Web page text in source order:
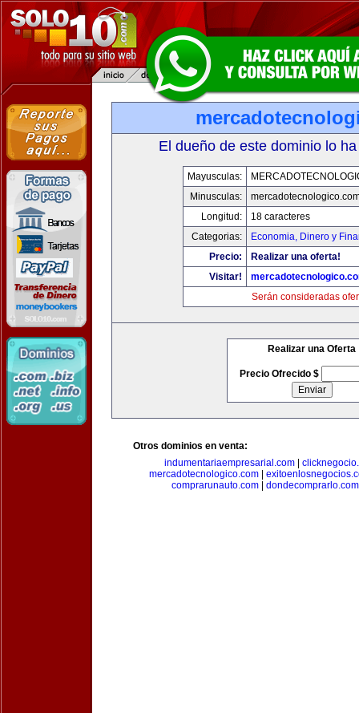
El dueño de este dominio lo
Mayusculas:
Minusculas:
Longitud:
18 caracteres
Categorias:
Economia, Dinero y
Precio:
Realizar una oferta!
Visitar!
Serán consideradas
Realizar una Oferta
Precio Ofrecido $
Otros dominios en venta:
indumentariaempresarial.com
mercadotecnologico.com
comprarunauto.com| dondecomprarlo.com